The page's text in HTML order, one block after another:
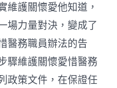
維護關懷愛他知道，
場力量對決，變成了
醫務職員辦法的告
驟維護關懷愛惜醫務
政策文件，在保證任